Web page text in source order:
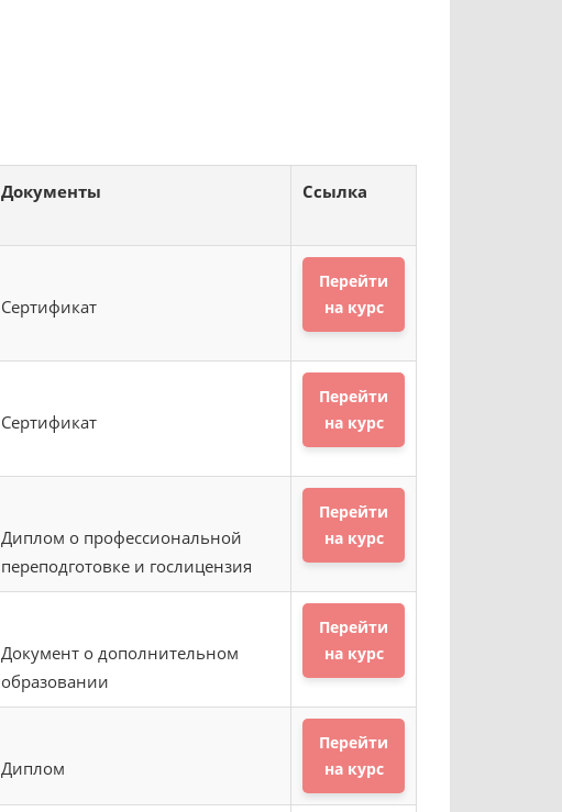
Документы Ссылка
Сертификат
Перейти
на курс
Сертификат
Перейти
на курс
Диплом о профессиональной
переподготовке и гослицензия
Перейти
на курс
Документ о дополнительном
образовании
Перейти
на курс
Диплом
Перейти
на курс